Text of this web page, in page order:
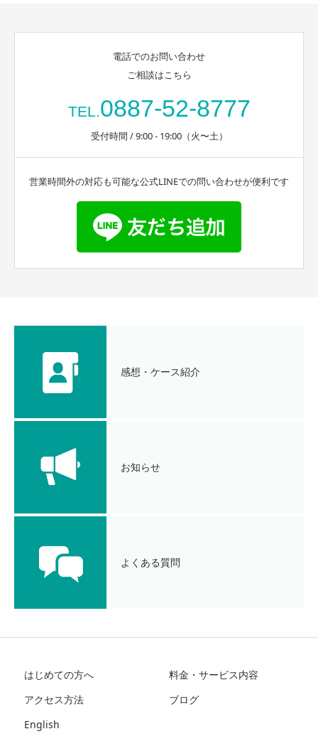
電話でのお問い合わせ
ご相談はこちら
TEL.0887-52-8777
受付時間 / 9:00 - 19:00（火〜土）
営業時間外の対応も可能な公式LINEでの問い合わせが便利です
感想・ケース紹介
お知らせ
よくある質問
はじめての方へ
料金・サービス内容
アクセス方法
ブログ
English